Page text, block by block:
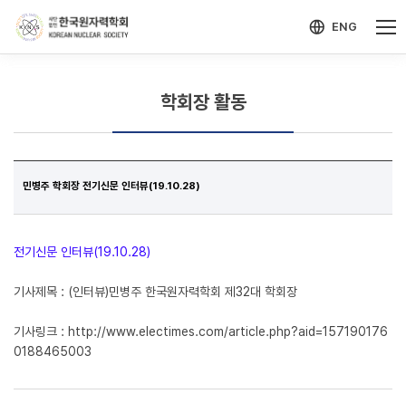
ENG
학회장 활동
민병주 학회장 전기신문 인터뷰(19.10.28)
전기신문 인터뷰(19.10.28)
기사제목 : (인터뷰)민병주 한국원자력학회 제32대 학회장
기사링크 : http://www.electimes.com/article.php?aid=157190176
0188465003